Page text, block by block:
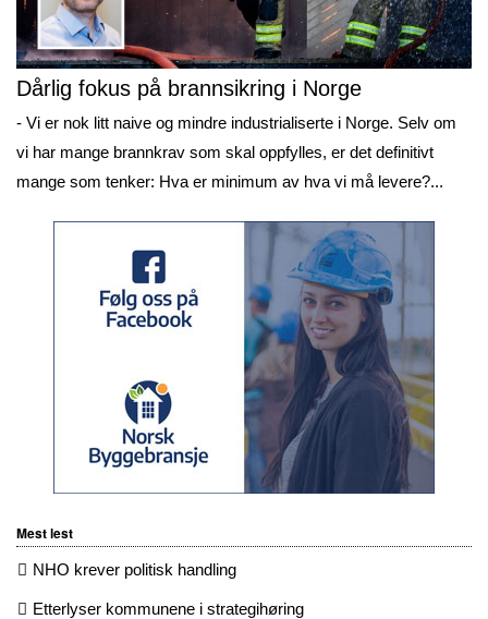
Dårlig fokus på brannsikring i Norge
- Vi er nok litt naive og mindre industrialiserte i Norge. Selv om
vi har mange brannkrav som skal oppfylles, er det definitivt
mange som tenker: Hva er minimum av hva vi må levere?...
Mest lest
NHO krever politisk handling
Etterlyser kommunene i strategihøring